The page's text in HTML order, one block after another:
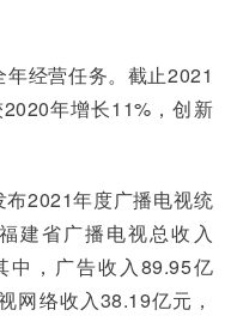
经营任务。截止2021
年增长11%，创新
2021年度广播电视统
建省广播电视总收入
中，广告收入89.95亿
网络收入38.19亿元，